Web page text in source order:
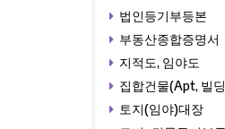
법인등기부등본
부동산종합증명서
지적도, 임야도
집합건물(Apt, 빌
토지(임야)대장